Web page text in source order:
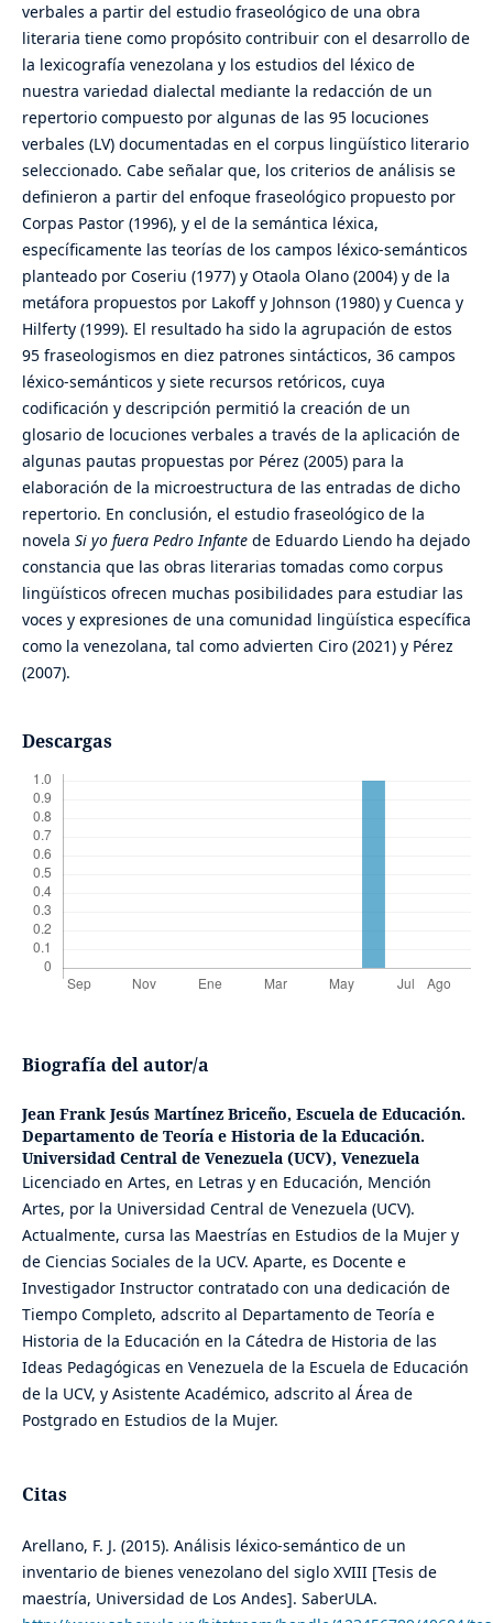
verbales a partir del estudio fraseológico de una obra
literaria tiene como propósito contribuir con el desarrollo de
la lexicografía venezolana y los estudios del léxico de
nuestra variedad dialectal mediante la redacción de un
repertorio compuesto por algunas de las 95 locuciones
verbales (LV) documentadas en el corpus lingüístico literario
seleccionado. Cabe señalar que, los criterios de análisis se
definieron a partir del enfoque fraseológico propuesto por
Corpas Pastor (1996), y el de la semántica léxica,
específicamente las teorías de los campos léxico-semánticos
planteado por Coseriu (1977) y Otaola Olano (2004) y de la
metáfora propuestos por Lakoff y Johnson (1980) y Cuenca y
Hilferty (1999). El resultado ha sido la agrupación de estos
95 fraseologismos en diez patrones sintácticos, 36 campos
léxico-semánticos y siete recursos retóricos, cuya
codificación y descripción permitió la creación de un
glosario de locuciones verbales a través de la aplicación de
algunas pautas propuestas por Pérez (2005) para la
elaboración de la microestructura de las entradas de dicho
repertorio. En conclusión, el estudio fraseológico de la
novela Si yo fuera Pedro Infantede Eduardo Liendo ha dejado
constancia que las obras literarias tomadas como corpus
lingüísticos ofrecen muchas posibilidades para estudiar las
voces y expresiones de una comunidad lingüística específica
como la venezolana, tal como advierten Ciro (2021) y Pérez
(2007).
Descargas
Biografía del autor/a
Jean Frank Jesús Martínez Briceño, Escuela de Educación.
Departamento de Teoría e Historia de la Educación.
Universidad Central de Venezuela (UCV), Venezuela
Licenciado en Artes, en Letras y en Educación, Mención
Artes, por la Universidad Central de Venezuela (UCV).
Actualmente, cursa las Maestrías en Estudios de la Mujer y
de Ciencias Sociales de la UCV. Aparte, es Docente e
Investigador Instructor contratado con una dedicación de
Tiempo Completo, adscrito al Departamento de Teoría e
Historia de la Educación en la Cátedra de Historia de las
Ideas Pedagógicas en Venezuela de la Escuela de Educación
de la UCV, y Asistente Académico, adscrito al Área de
Postgrado en Estudios de la Mujer.
Citas
Arellano, F. J. (2015). Análisis léxico-semántico de un
inventario de bienes venezolano del siglo XVIII [Tesis de
maestría, Universidad de Los Andes]. SaberULA.